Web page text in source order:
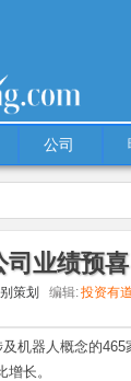
公司
(this will throw an
业绩预
策划 编辑:投资有道
机器人概念的
长。